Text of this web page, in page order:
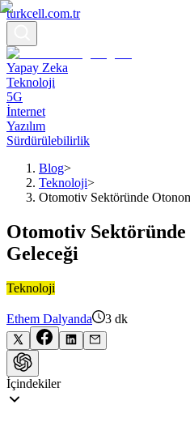
turkcell.com.tr
Yapay Zeka
Teknoloji
5G
İnternet
Yazılım
Sürdürülebilirlik
Blog>
Teknoloji>
Otomotiv Sektöründe
Otomotiv
Geleceği
Teknoloji
Ethem Dalyanda 3 dk
İçindekiler